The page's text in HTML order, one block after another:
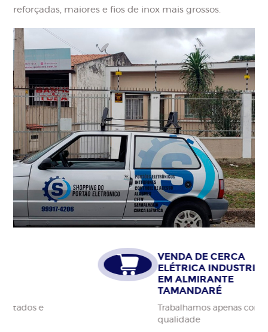
reforçadas, maiores e fios de inox mais grossos.
VENDA DE CERCA
ELÉTRICA INDUSTRIAL
EM ALMIRANTE
Trabalhamos apenas com materiais da alta